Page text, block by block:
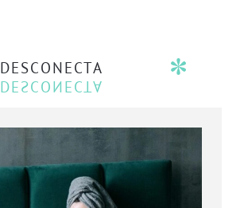
DESCONECTA